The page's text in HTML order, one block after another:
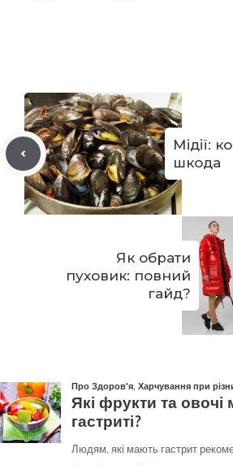
Мідії:
шкода
Як обрати
пуховик: повний
гайд?